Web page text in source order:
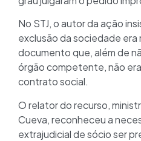
No STJ, o autor da ação
exclusão da sociedade era
documento que, além de
órgão competente, não
contrato social.
O relator do recurso,
Cueva, reconheceu a
extrajudicial de sócio ser